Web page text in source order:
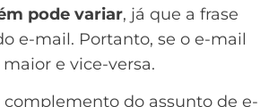
pode variar, já que a frase
e-mail. Portanto, se o e-mail
e vice-versa.
do assunto de e-